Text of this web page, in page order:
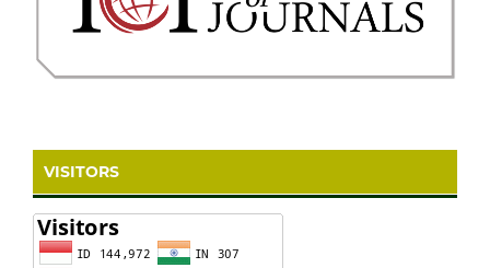
VISITORS